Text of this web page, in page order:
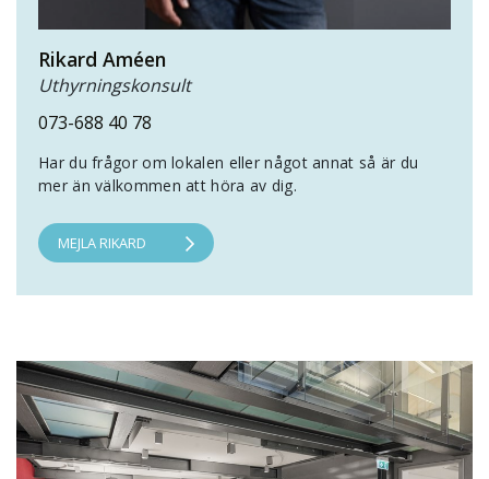
Rikard Améen
Uthyrningskonsult
073-688 40 78
Har du frågor om lokalen eller något annat så är du
mer än välkommen att höra av dig.
MEJLA RIKARD